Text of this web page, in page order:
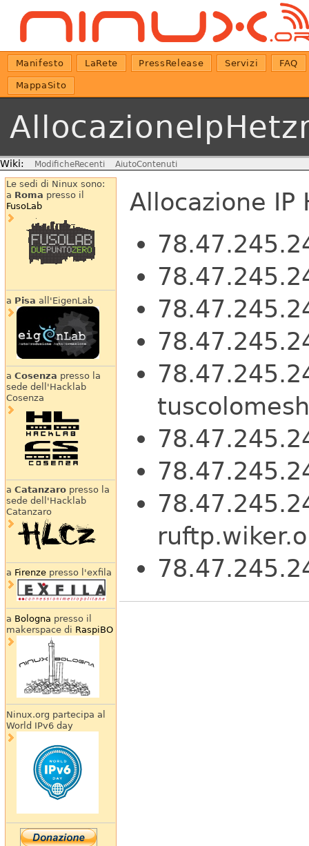
Manifesto LaRete PressRelease Servizi FAQ
MappaSito
Wiki: ModificheRecenti AiutoContenuti
Le sedi di Ninux sono:
a Roma presso il
FusoLab
a Pisa all'EigenLab
a Cosenza presso la
sede dell'Hacklab
Cosenza
a Catanzaropresso la
sede dell'Hacklab
Catanzaro
a Firenzepresso l'exfila
a Bologna presso il
makerspace di RaspiBO
Ninux.org partecipa al
World IPv6 day
Allocazione IP